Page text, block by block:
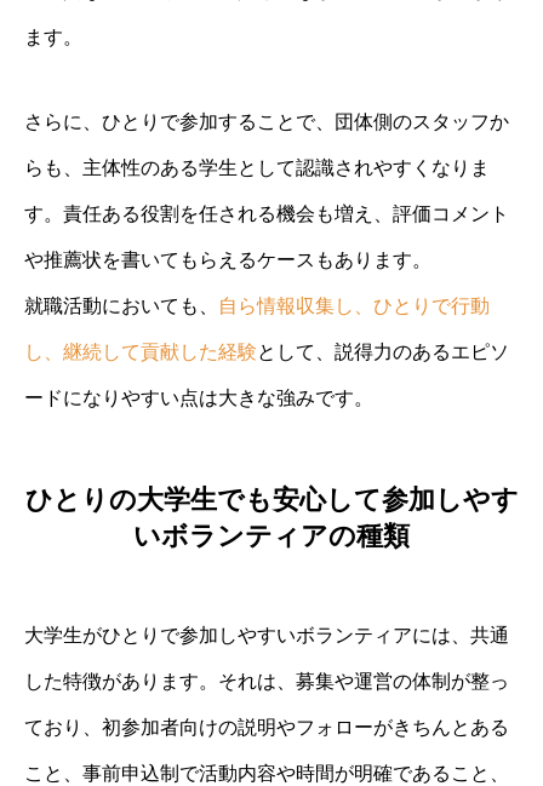
ます。
さらに、ひとりで参加することで、団体側のスタッフか
らも、主体性のある学生として認識されやすくなりま
す。責任ある役割を任される機会も増え、評価コメント
や推薦状を書いてもらえるケースもあります。
就職活動においても、 自ら情報収集し、ひとりで行動
し、継続して貢献した経験として、説得力のあるエピソ
ードになりやすい点は大きな強みです。
ひとりの大学生でも安心して参加しやす
いボランティアの種類
大学生がひとりで参加しやすいボランティアには、共通
した特徴があります。それは、募集や運営の体制が整っ
ており、初参加者向けの説明やフォローがきちんとある
こと、事前申込制で活動内容や時間が明確であること、